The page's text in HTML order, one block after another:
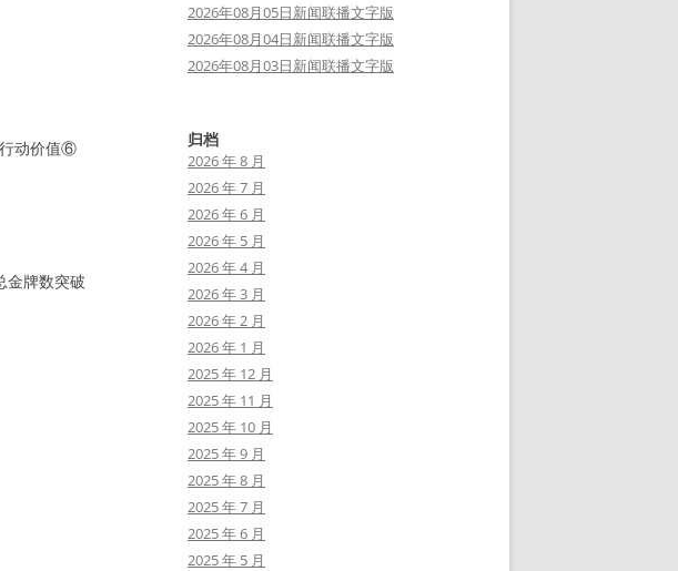
动价值⑥
金牌数突破
2026年08月05日新闻联播文字版
2026年08月04日新闻联播文字版
2026年08月03日新闻联播文字版
归档
2026 年 8 月
2026 年 7 月
2026 年 6 月
2026 年 5 月
2026 年 4 月
2026 年 3 月
2026 年 2 月
2026 年 1 月
2025 年 12 月
2025 年 11 月
2025 年 10 月
2025 年 9 月
2025 年 8 月
2025 年 7 月
2025 年 6 月
2025 年 5 月